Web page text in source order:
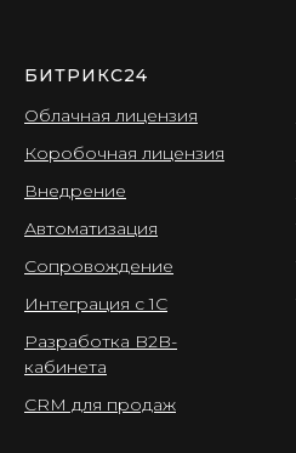
БИТРИКС24
Облачная лицензия
Коробочная лицензия
Внедрение
Автоматизация
Сопровождение
Интеграция с 1С
Разработка B2B-
кабинета
CRМ для продаж